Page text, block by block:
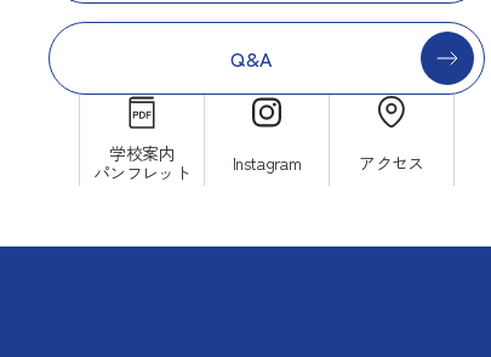
Q&A
学校案内
パンフレット
Instagram アクセス